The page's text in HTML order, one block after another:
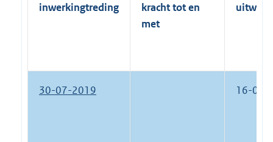
inwerkingtreding
kracht tot en
met
30-07-2019 16-05-